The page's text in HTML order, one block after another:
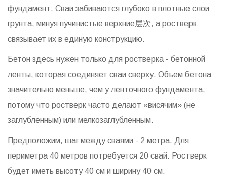
фундамент. Сваи забиваются глубоко в плотные слои
грунта, минуя пучинистые верхние层次, а ростверк
связывает их в единую конструкцию.
Бетон здесь нужен только для ростверка - бетонной
ленты, которая соединяет сваи сверху. Объем бетона
значительно меньше, чем у ленточного фундамента,
потому что ростверк часто делают «висячим» (не
заглубленным) или мелкозаглубленным.
Предположим, шаг между сваями - 2 метра. Для
периметра 40 метров потребуется 20 свай. Ростверк
будет иметь высоту 40 см и ширину 40 см.